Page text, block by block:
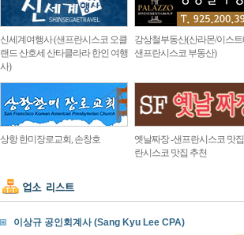
신세계여행사 (샌프란시스코 오클
랜드 산호세 산타클라라 한인 여행
사)
강상철부동산(산라몬/이스트
샌프란시스코 부동산)
상항 한미장로교회, 손창호
옛날짜장 -샌프란시스코 맛
란시스코 맛집 추천
이상규 공인회계사 (Sang Kyu Lee CPA)